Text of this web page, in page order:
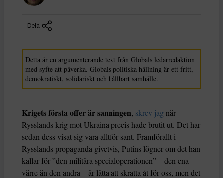
Dela
Detta är en argumenterande text från Globals ledarredaktion
med syfte att påverka. Globals politiska hållning är ett fritt,
demokratiskt, solidariskt och hållbart samhälle.
Krigets första offer är sanningen, skrev jag när
Rysslands krig mot Ukraina precis hade brutit ut. Det har
sedan dess visat sig vara alltför sant. Framförallt i
Rysslands propaganda givetvis, Putins lögner om det han
kallar för ”den militära specialoperationen” – den ena
värre än den andra – är lätta att skratta åt för oss, men det